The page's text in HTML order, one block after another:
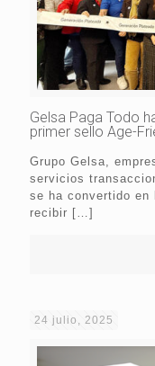
Gelsa Paga Todo
primer sello Age-
Grupo Gelsa,
servicios
se ha convertido en
recibir […]
24 julio, 2025